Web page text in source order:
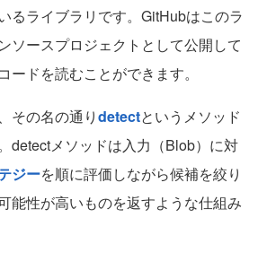
るライブラリです。GitHubはこのラ
ソースプロジェクトとして公開して
ードを読むことができます。
その名の通りdetectというメソッド
detectメソッドは入力（Blob）に対
ジーを順に評価しながら候補を絞り
能性が高いものを返すような仕組み